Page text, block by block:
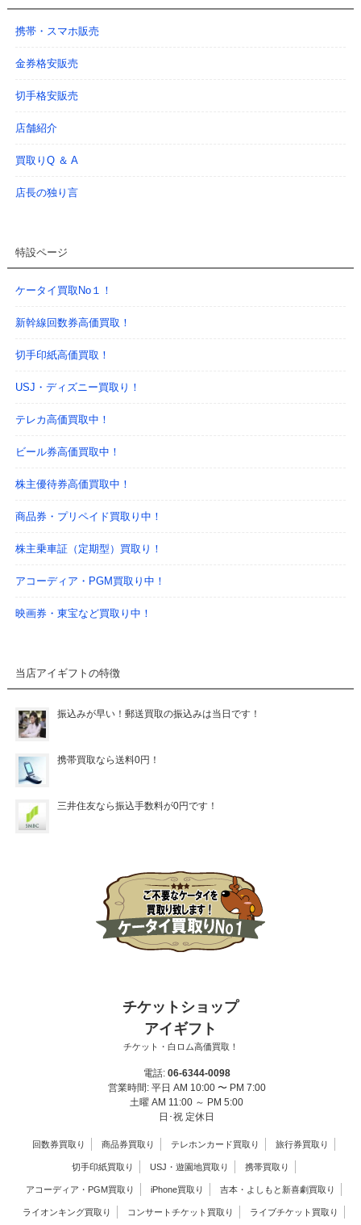
携帯・スマホ販売
金券格安販売
切手格安販売
店舗紹介
買取りQ ＆ A
店長の独り言
特設ページ
ケータイ買取No１！
新幹線回数券高価買取！
切手印紙高価買取！
USJ・ディズニー買取り！
テレカ高価買取中！
ビール券高価買取中！
株主優待券高価買取中！
商品券・プリペイド買取り中！
株主乗車証（定期型）買取り！
アコーディア・PGM買取り中！
映画券・東宝など買取り中！
当店アイギフトの特徴
振込みが早い！郵送買取の振込みは当日です！
携帯買取なら送料0円！
三井住友なら振込手数料が0円です！
チケットショップ
アイギフト
チケット・白ロム高価買取！
電話:06-6344-0098
営業時間: 平日 AM 10:00 〜 PM 7:00
土曜 AM 11:00 ～ PM 5:00
日･祝 定休日
回数券買取り 商品券買取り テレホンカード買取り 旅行券買取り
切手印紙買取り USJ・遊園地買取り 携帯買取り
アコーディア・PGM買取り iPhone買取り 吉本・よしもと新喜劇買取り
ライオンキング買取り コンサートチケット買取り ライブチケット買取り